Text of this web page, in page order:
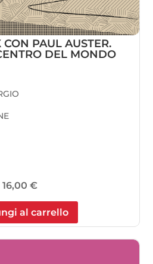
PAUL AUSTER.
DEL MONDO
16,00 €
al carrello